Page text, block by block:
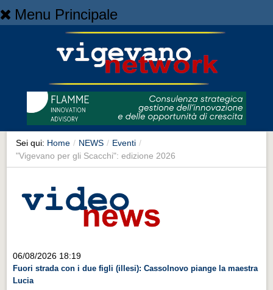
Menu Principale
NEWS
Cronaca
Artes et Artificia
Sport
Territorio
Videonews
Sei qui: Home / NEWS / Eventi /
"Vigevano per gli Scacchi": edizione 2026
06/08/2026 18:19
Fuori strada con i due figli (illesi): Cassolnovo piange la maestra
Lucia